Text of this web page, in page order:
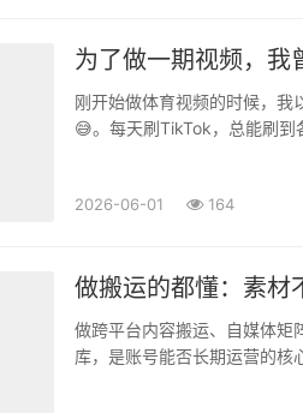
为了做一期视频，我
刚开始做体育视频的时候，我
😅。每天刷TikTok，总能刷到
2026-06-01 164
做搬运的都懂：素材
做跨平台内容搬运、自媒体矩
库，是账号能否长期运营的核